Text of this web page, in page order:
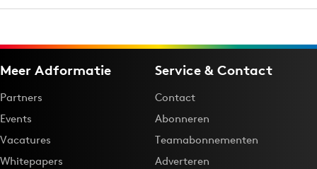
Meer Adformatie
Partners
Events
Vacatures
Whitepapers
Service & Contact
Contact
Abonneren
Teamabonnementen
Adverteren